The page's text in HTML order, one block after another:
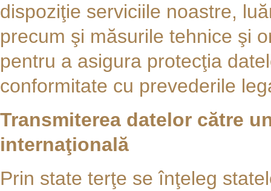
dispoziţie serviciile noastre,
precum şi măsurile tehnice şi
pentru a asigura protecţia
conformitate cu prevederile
Transmiterea datelor către
internaţională
Prin state terţe se înţeleg